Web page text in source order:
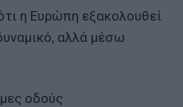
η Ευρώπη εξακολουθεί
αλλά μέσω
οδούς